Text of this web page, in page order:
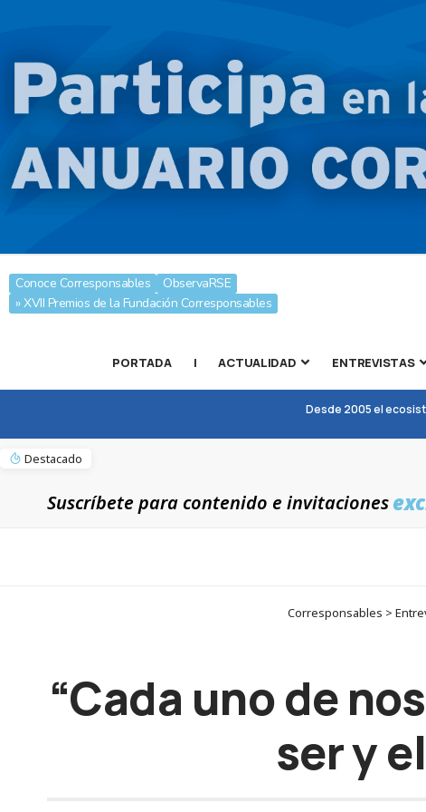
Conoce Corresponsables
ObservaRSE
» XVII Premios de la Fundación Corresponsables
PORTADA | ACTUALIDAD ENTREVISTAS
Desde 2005 el
Destacado
Suscríbete para contenido e invitaciones
Corresponsables >
“Cada uno de
ser y